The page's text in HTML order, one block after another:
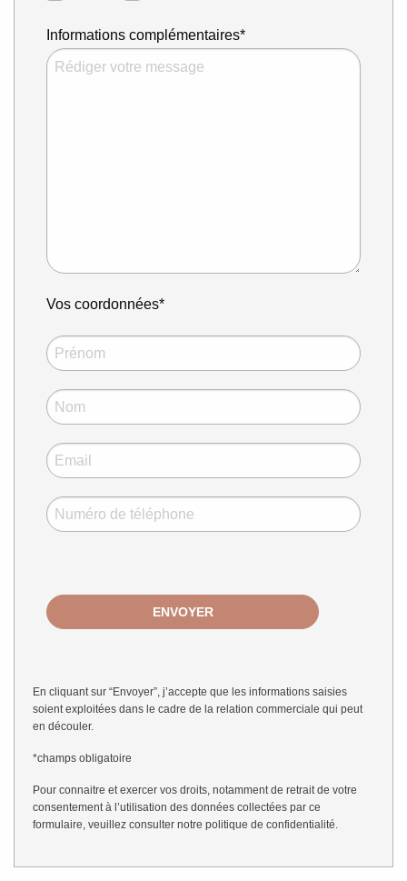
Informations complémentaires*
Vos coordonnées*
En cliquant sur “Envoyer”, j’accepte que les informations saisies
soient exploitées dans le cadre de la relation commerciale qui peut
en découler.
*champs obligatoire
Pour connaitre et exercer vos droits, notamment de retrait de votre
consentement à l’utilisation des données collectées par ce
formulaire, veuillez consulter notre politique de confidentialité.